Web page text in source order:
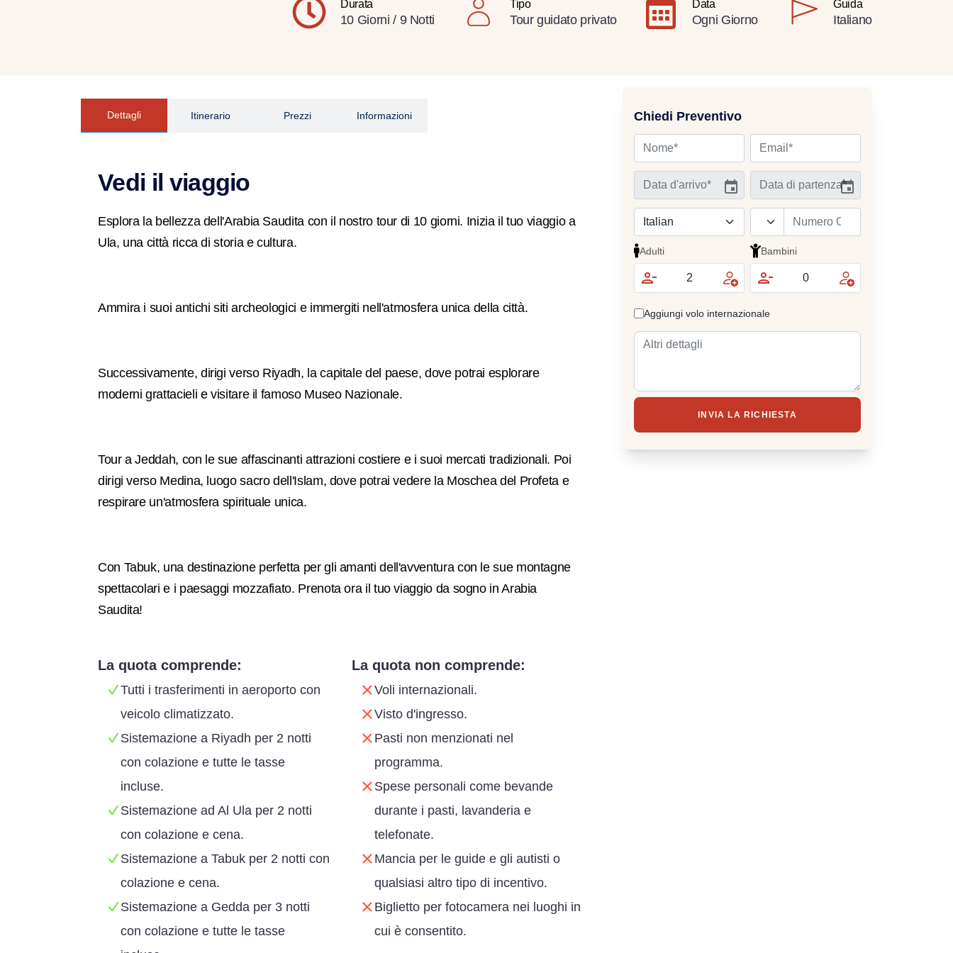
Durata
10 Giorni / 9 Notti
Tipo
Tour guidato privato
Data
Ogni Giorno
Guida
Italiano
Dettagli Itinerario Prezzi Informazioni
Vedi il viaggio
Esplora la bellezza dell'Arabia Saudita con il nostro tour di 10 giorni. Inizia il tuo viaggio a
Ula, una città ricca di storia e cultura.
Ammira i suoi antichi siti archeologici e immergiti nell'atmosfera unica della città.
Successivamente, dirigi verso Riyadh, la capitale del paese, dove potrai esplorare
moderni grattacieli e visitare il famoso Museo Nazionale.
Tour a Jeddah, con le sue affascinanti attrazioni costiere e i suoi mercati tradizionali. Poi
dirigi verso Medina, luogo sacro dell'Islam, dove potrai vedere la Moschea del Profeta e
respirare un'atmosfera spirituale unica.
Con Tabuk, una destinazione perfetta per gli amanti dell'avventura con le sue montagne
spettacolari e i paesaggi mozzafiato. Prenota ora il tuo viaggio da sogno in Arabia
Saudita!
La quota comprende:
Tutti i trasferimenti in aeroporto con
veicolo climatizzato.
Sistemazione a Riyadh per 2 notti
con colazione e tutte le tasse
incluse.
Sistemazione ad Al Ula per 2 notti
con colazione e cena.
Sistemazione a Tabuk per 2 notti con
colazione e cena.
Sistemazione a Gedda per 3 notti
con colazione e tutte le tasse
La quota non comprende:
Voli internazionali.
Visto d'ingresso.
Pasti non menzionati nel
programma.
Spese personali come bevande
durante i pasti, lavanderia e
telefonate.
Mancia per le guide e gli autisti o
qualsiasi altro tipo di incentivo.
Biglietto per fotocamera nei luoghi in
cui è consentito.
Chiedi Preventivo
Adulti Bambini
Aggiungi volo internazionale
INVIA LA RICHIESTA